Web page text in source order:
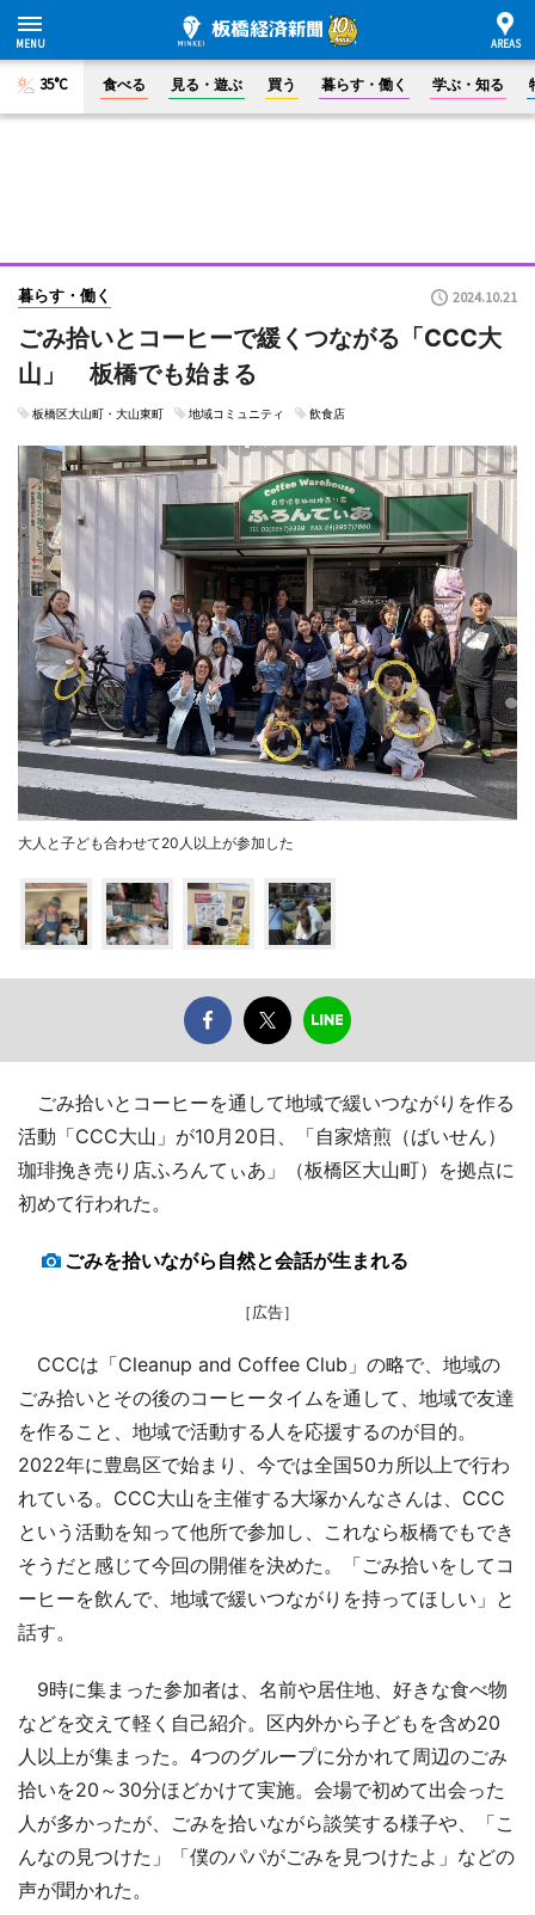
35°C 食べる 見る・遊ぶ 買う 暮らす・働く 学ぶ・知る
暮らす・働く 2024.10.21
ごみ拾いとコーヒーで緩くつながる「CCC大
山」 板橋でも始まる
板橋区大山町・大山東町 地域コミュニティ 飲食店
大人と子ども合わせて20人以上が参加した
ごみ拾いとコーヒーを通して地域で緩いつながりを作る
活動「CCC大山」が10月20日、「自家焙煎（ばいせん）
珈琲挽き売り店ふろんてぃあ」（板橋区大山町）を拠点に
初めて行われた。
ごみを拾いながら自然と会話が生まれる
［広告］
CCCは「Cleanup and Coffee Club」の略で、地域の
ごみ拾いとその後のコーヒータイムを通して、地域で友達
を作ること、地域で活動する人を応援するのが目的。
2022年に豊島区で始まり、今では全国50カ所以上で行わ
れている。CCC大山を主催する大塚かんなさんは、CCC
という活動を知って他所で参加し、これなら板橋でもでき
そうだと感じて今回の開催を決めた。「ごみ拾いをしてコ
ーヒーを飲んで、地域で緩いつながりを持ってほしい」と
話す。
9時に集まった参加者は、名前や居住地、好きな食べ物
などを交えて軽く自己紹介。区内外から子どもを含め20
人以上が集まった。4つのグループに分かれて周辺のごみ
拾いを20～30分ほどかけて実施。会場で初めて出会った
人が多かったが、ごみを拾いながら談笑する様子や、「こ
んなの見つけた」「僕のパパがごみを見つけたよ」などの
声が聞かれた。